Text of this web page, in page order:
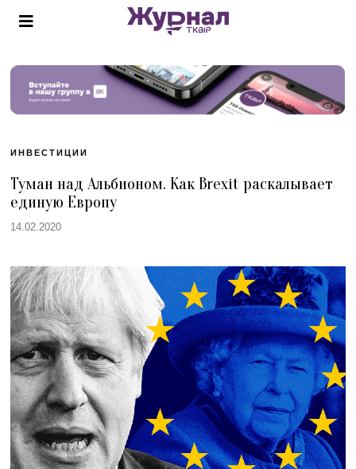
ИНВЕСТИЦИИ
Туман над Альбионом. Как Brexit раскалывает
единую Европу
14.02.2020